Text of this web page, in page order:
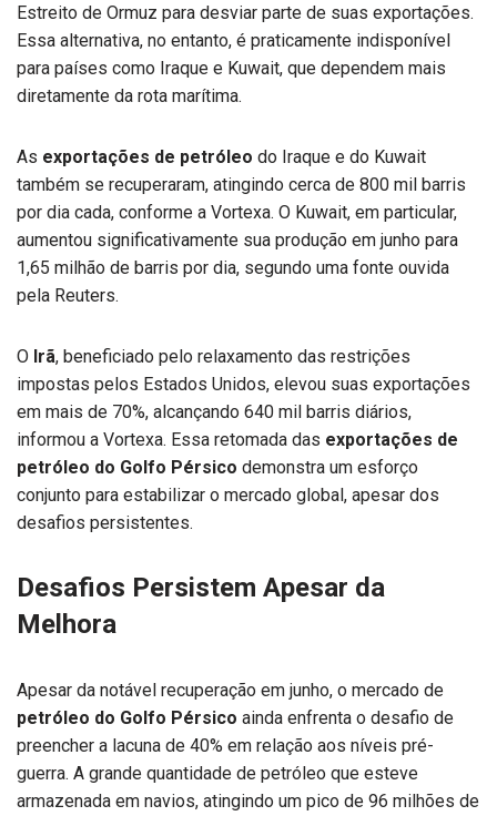
Estreito de Ormuz para desviar parte de suas exportações.
Essa alternativa, no entanto, é praticamente indisponível
para países como Iraque e Kuwait, que dependem mais
diretamente da rota marítima.
As exportações de petróleo do Iraque e do Kuwait
também se recuperaram, atingindo cerca de 800 mil barris
por dia cada, conforme a Vortexa. O Kuwait, em particular,
aumentou significativamente sua produção em junho para
1,65 milhão de barris por dia, segundo uma fonte ouvida
pela Reuters.
O Irã, beneficiado pelo relaxamento das restrições
impostas pelos Estados Unidos, elevou suas exportações
em mais de 70%, alcançando 640 mil barris diários,
informou a Vortexa. Essa retomada das exportações de
petróleo do Golfo Pérsico demonstra um esforço
conjunto para estabilizar o mercado global, apesar dos
desafios persistentes.
Desafios Persistem Apesar da
Melhora
Apesar da notável recuperação em junho, o mercado de
petróleo do Golfo Pérsico ainda enfrenta o desafio de
preencher a lacuna de 40% em relação aos níveis pré-
guerra. A grande quantidade de petróleo que esteve
armazenada em navios, atingindo um pico de 96 milhões de